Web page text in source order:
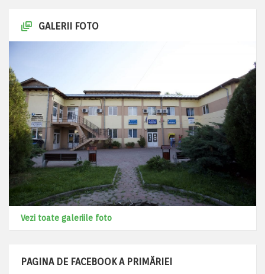
GALERII FOTO
Vezi toate galeriile foto
PAGINA DE FACEBOOK A PRIMĂRIEI